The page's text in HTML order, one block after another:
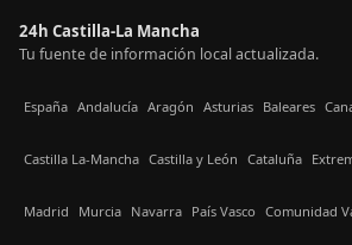
24h Castilla-La Mancha
Tu fuente de información local actualizada.
España Andalucía Aragón Asturias Baleares
Castilla La-Mancha Castilla y León Cataluña
Madrid Murcia Navarra País Vasco Comunidad